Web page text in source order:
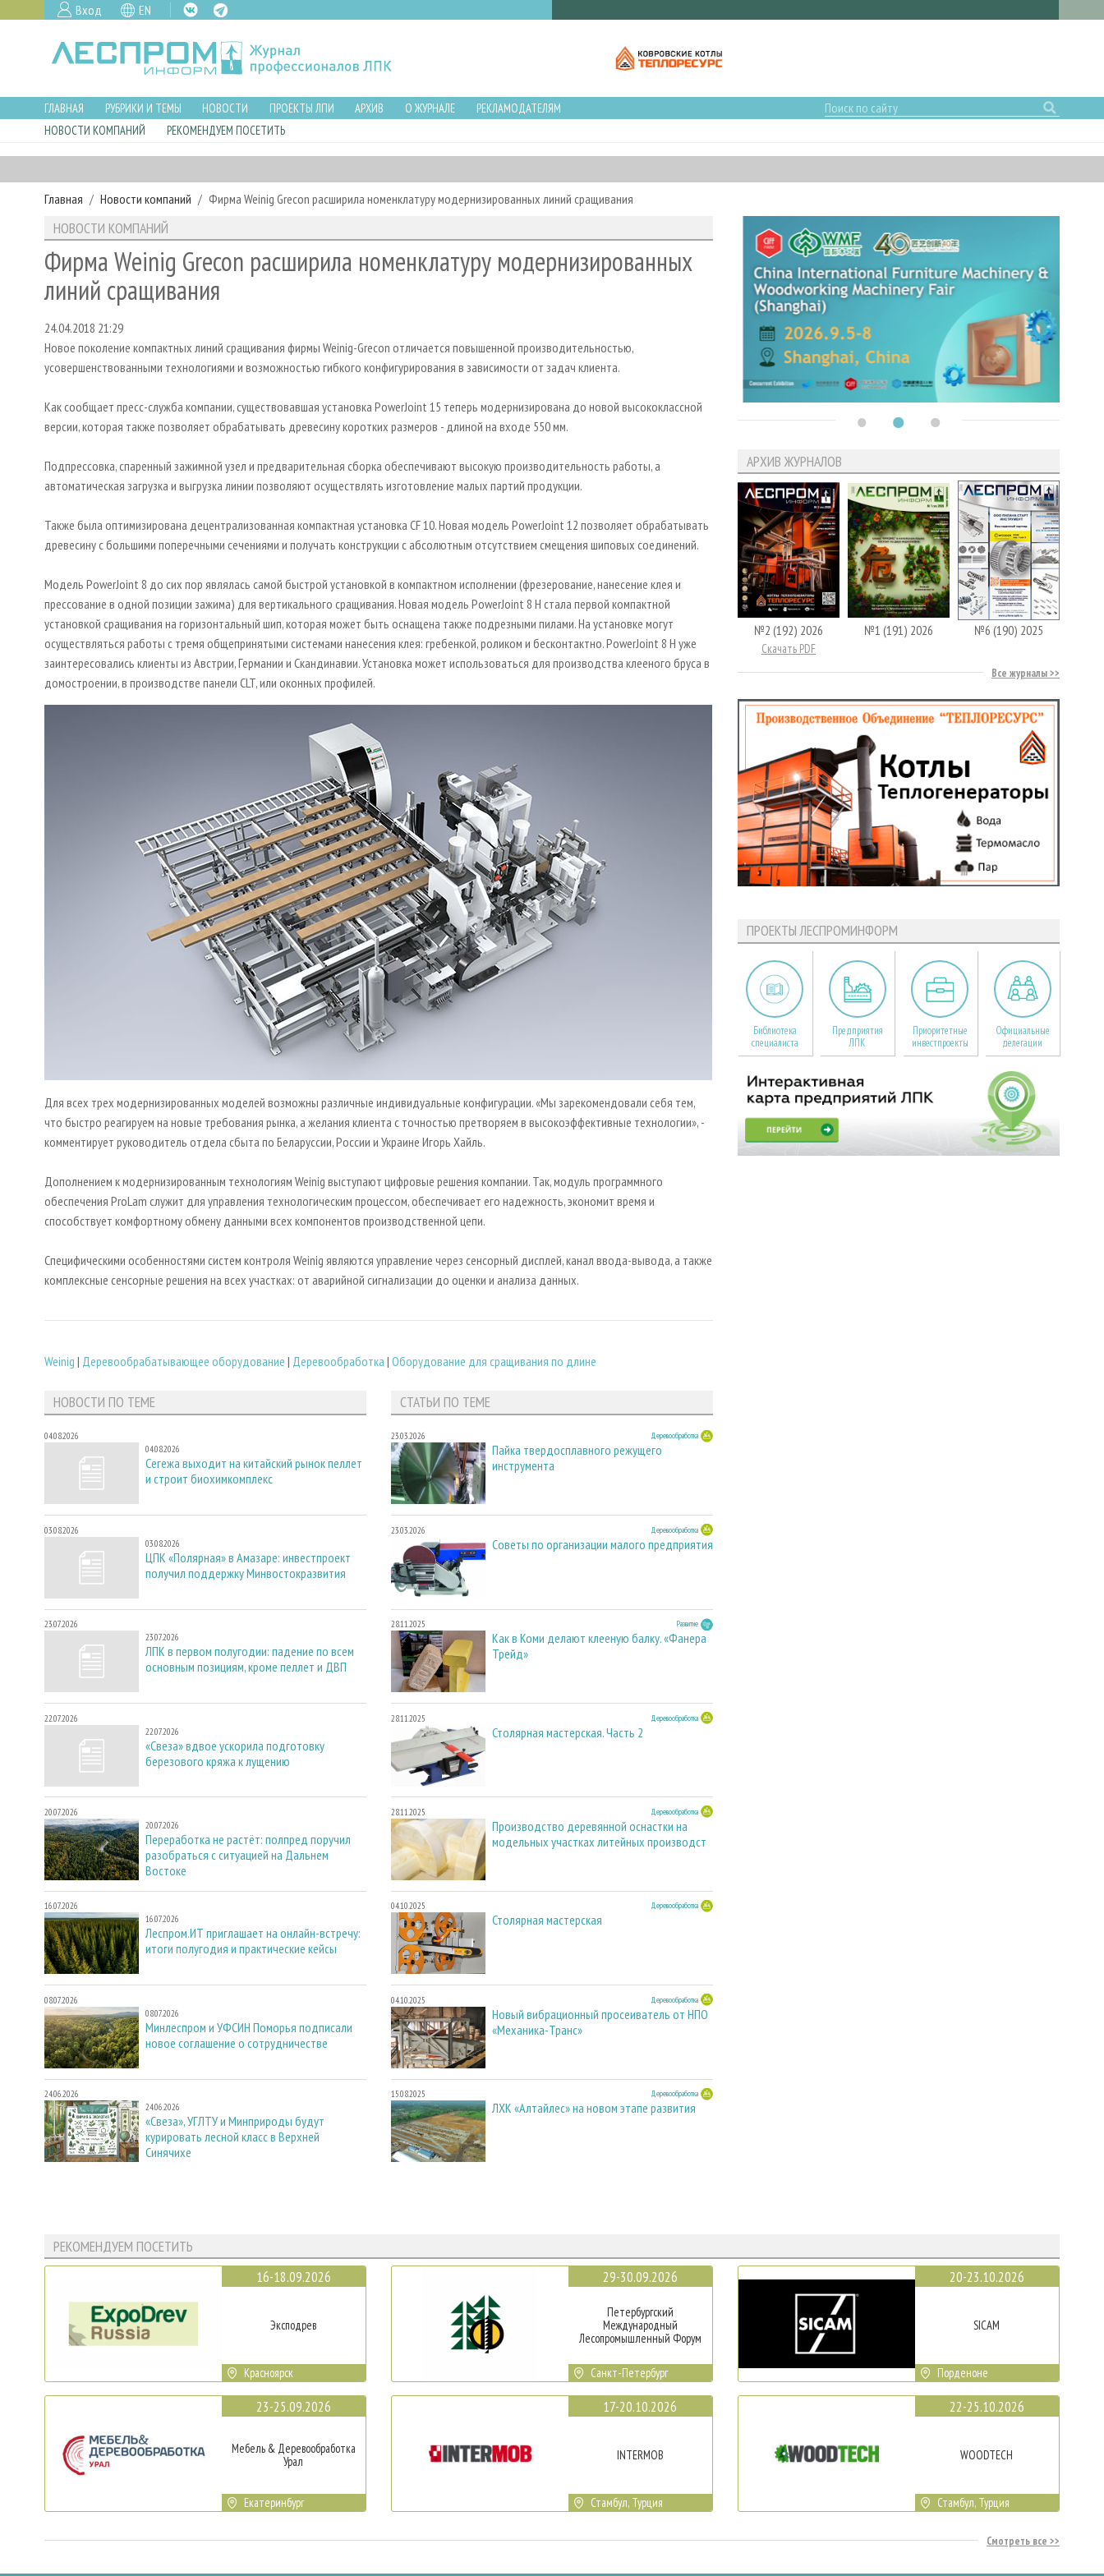
Вход EN
ГЛАВНАЯ РУБРИКИ И ТЕМЫ НОВОСТИ ПРОЕКТЫ ЛПИ АРХИВ О ЖУРНАЛЕ
РЕКЛАМОДАТЕЛЯМ
НОВОСТИ КОМПАНИЙ
РЕКОМЕНДУЕМ ПОСЕТИТЬ
Главная Новости компаний Фирма Weinig Grecon расширила номенклатуру модернизированных линий сращивания
НОВОСТИ КОМПАНИЙ
Фирма Weinig Grecon расширила номенклатуру модернизированных
линий сращивания
24.04.2018 21:29
Новое поколение компактных линий сращивания фирмы Weinig-Grecon отличается повышенной производительностью,
усовершенствованными технологиями и возможностью гибкого конфигурирования в зависимости от задач клиента.
Как сообщает пресс-служба компании, существовавшая установка PowerJoint 15 теперь модернизирована до новой высококлассной
версии, которая также позволяет обрабатывать древесину коротких размеров - длиной на входе 550 мм.
Подпрессовка, спаренный зажимной узел и предварительная сборка обеспечивают высокую производительность работы, а
автоматическая загрузка и выгрузка линии позволяют осуществлять изготовление малых партий продукции.
Также была оптимизирована децентрализованная компактная установка CF 10. Новая модель PowerJoint 12 позволяет обрабатывать
древесину с большими поперечными сечениями и получать конструкции с абсолютным отсутствием смещения шиповых соединений.
Модель PowerJoint 8 до сих пор являлась самой быстрой установкой в компактном исполнении (фрезерование, нанесение клея и
прессование в одной позиции зажима) для вертикального сращивания. Новая модель PowerJoint 8 H стала первой компактной
установкой сращивания на горизонтальный шип, которая может быть оснащена также подрезными пилами. На установке могут
осуществляться работы с тремя общепринятыми системами нанесения клея: гребенкой, роликом и бесконтактно. PowerJoint 8 H уже
заинтересовались клиенты из Австрии, Германии и Скандинавии. Установка может использоваться для производства клееного бруса в
домостроении, в производстве панели CLT, или оконных профилей.
Для всех трех модернизированных моделей возможны различные индивидуальные конфигурации. «Мы зарекомендовали себя тем,
что быстро реагируем на новые требования рынка, а желания клиента с точностью претворяем в высокоэффективные технологии», -
комментирует руководитель отдела сбыта по Беларуссии, России и Украине Игорь Хайль.
Дополнением к модернизированным технологиям Weinig выступают цифровые решения компании. Так, модуль программного
обеспечения ProLam служит для управления технологическим процессом, обеспечивает его надежность, экономит время и
способствует комфортному обмену данными всех компонентов производственной цепи.
Специфическими особенностями систем контроля Weinig являются управление через сенсорный дисплей, канал ввода-вывода, а также
комплексные сенсорные решения на всех участках: от аварийной сигнализации до оценки и анализа данных.
Weinig | Деревообрабатывающее оборудование | Деревообработка | Оборудование для сращивания по длине
НОВОСТИ ПО ТЕМЕ
04.08.2026
04.08.2026
Сегежа выходит на китайский рынок пеллет
и строит биохимкомплекс
03.08.2026
03.08.2026
ЦПК «Полярная» в Амазаре: инвестпроект
получил поддержку Минвостокразвития
23.07.2026
23.07.2026
ЛПК в первом полугодии: падение по всем
основным позициям, кроме пеллет и ДВП
22.07.2026
22.07.2026
«Свеза» вдвое ускорила подготовку
березового кряжа к лущению
20.07.2026
20.07.2026
Переработка не растёт: полпред поручил
разобраться с ситуацией на Дальнем
Востоке
16.07.2026
16.07.2026
Леспром.ИТ приглашает на онлайн-встречу:
итоги полугодия и практические кейсы
08.07.2026
08.07.2026
Минлеспром и УФСИН Поморья подписали
новое соглашение о сотрудничестве
24.06.2026
24.06.2026
«Свеза», УГЛТУ и Минприроды будут
курировать лесной класс в Верхней
Синячихе
СТАТЬИ ПО ТЕМЕ
23.03.2026 Деревообработка
Пайка твердосплавного режущего
инструмента
23.03.2026 Деревообработка
Советы по организации малого предприятия
28.11.2025 Развитие
Как в Коми делают клееную балку. «Фанера
Трейд»
28.11.2025 Деревообработка
Столярная мастерская. Часть 2
28.11.2025 Деревообработка
Производство деревянной оснастки на
модельных участках литейных производст
04.10.2025 Деревообработка
Столярная мастерская
04.10.2025 Деревообработка
Новый вибрационный просеиватель от НПО
«Механика-Транс»
15.08.2025 Деревообработка
ЛХК «Алтайлес» на новом этапе развития
АРХИВ ЖУРНАЛОВ
№2 (192) 2026
Скачать PDF
№1 (191) 2026 №6 (190) 2025
Все журналы
ПРОЕКТЫ ЛЕСПРОМИНФОРМ
Библиотека
специалиста
Предприятия
ЛПК
Приоритетные
инвестпроекты
Официальные
делегации
РЕКОМЕНДУЕМ ПОСЕТИТЬ
16-18.09.2026
Эксподрев
Красноярск
23-25.09.2026
Мебель & Деревообработка
Урал
Екатеринбург
29-30.09.2026
Петербургский
Международный
Лесопромышленный Форум
Санкт-Петербург
17-20.10.2026
INTERMOB
Стамбул, Турция
20-23.10.2026
SICAM
Порденоне
22-25.10.2026
WOODTECH
Стамбул, Турция
Смотреть все